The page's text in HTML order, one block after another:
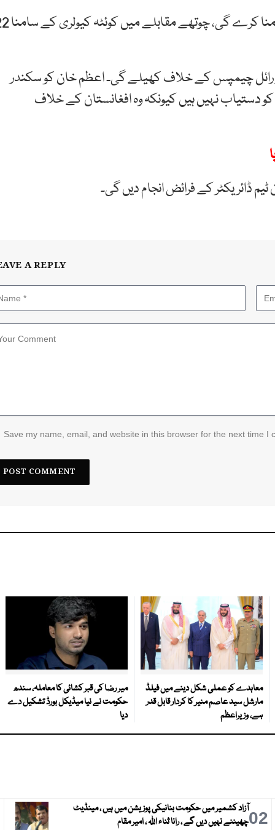
21 نومبر کو کوئٹہ کیولری کی ٹیم ڈیکن
کو ویسٹا رائیڈرز اور رائل چیمپس کے خلاف کھیلے گی۔ اعظم خان کو سکندر
دستیاب نہیں ہیں کیونکہ وہ افغانستان کے خلاف
ڈائریکٹر کے فرائض انجام دیں گی۔
A REPLY
Save my name, email, and website in this browser for the next time I
معاہدے کو عملی شکل دینے میں فیلڈ
مارشل سید عاصم منیر کا کردار قابل قدر
ہے، وزیراعظم
میر رضا کی قبر کشائی کا معاملہ، سندھ
حکومت نے نیا میڈیکل بورڈ تشکیل دے
دیا
02آزاد کشمیر میں حکومت بنانیکی پوزیشن میں ہیں ، مینڈیٹ
چھیننے نہیں دیں گے ، رانا ثناء اللہ ، امیر مقام